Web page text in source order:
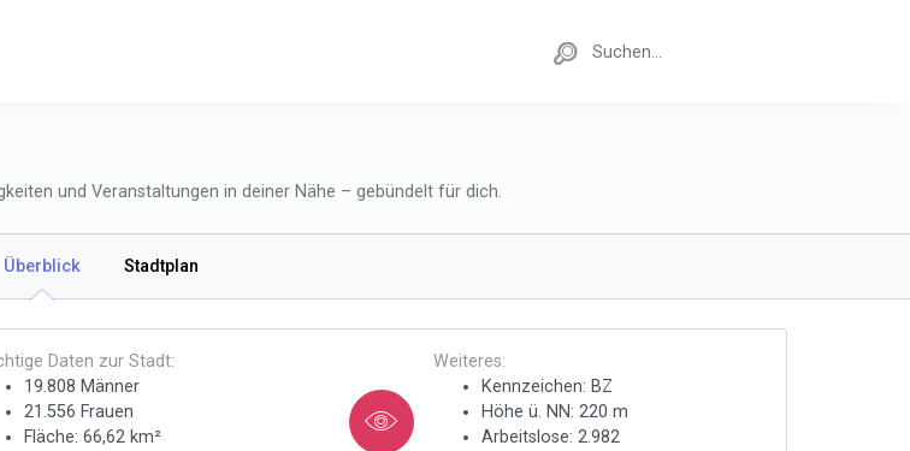
und Veranstaltungen in deiner Nähe – gebündelt für dich.
Überblick Stadtplan
Daten zur Stadt:
19.808 Männer
21.556 Frauen
Fläche: 66,62 km²
Weiteres:
Kennzeichen: BZ
Höhe ü. NN: 220 m
Arbeitslose: 2.982